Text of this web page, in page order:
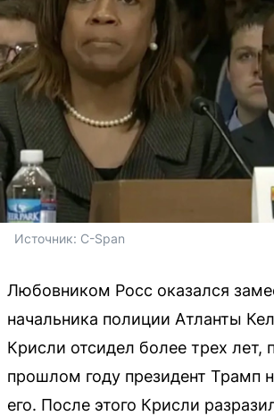
Источник: C-Span
Любовником Росс оказался
начальника полиции Атланты
Крисли отсидел более трех лет,
прошлом году президент Трамп
его. После этого Крисли